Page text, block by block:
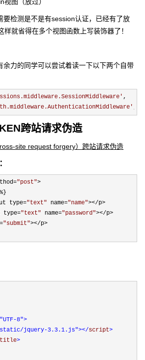
图（放过）
要检测是不是有session认证，已经有了放
样就省得在多个视图函数上写装饰器了！
余力的同学可以尝试着读一下以下两个自带
'
' ,
跨站请求伪造
site request forgery）跨站请求伪造
"post">
}
type="text" name="name"></p>
type=
"text" name="password"></p>
"submit"></p>
8">
jquery-3.3.1.js"></script>
title>